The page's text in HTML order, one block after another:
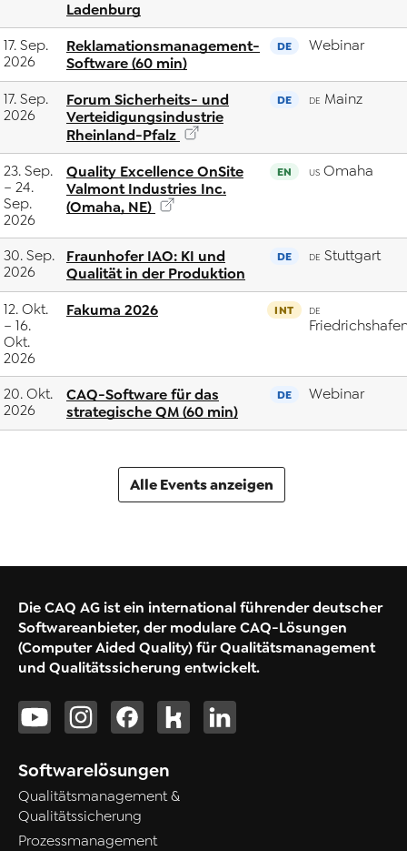
Ladenburg
17. Sep.
2026
Reklamationsmanagement-
Software (60 min)
DE Webinar
17. Sep.
2026
Forum Sicherheits- und
Verteidigungsindustrie
Rheinland-Pfalz
DE DE Mainz
23. Sep.
– 24.
Sep.
2026
Quality Excellence OnSite
Valmont Industries Inc.
(Omaha, NE)
EN US Omaha
30. Sep.
2026
Fraunhofer IAO: KI und
Qualität in der Produktion
DE DE Stuttgart
12. Okt.
– 16.
Okt.
2026
Fakuma 2026 INT DE
20. Okt.
2026
CAQ-Software für das
strategische QM (60 min)
DE Webinar
Alle Events anzeigen
Die CAQ AG ist ein international führender deutscher
Softwareanbieter, der modulare CAQ-Lösungen
(Computer Aided Quality) für Qualitätsmanagement
und Qualitätssicherung entwickelt.
Softwarelösungen
Qualitätsmanagement &
Qualitätssicherung
Prozessmanagement